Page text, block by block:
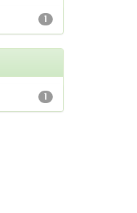
1
1